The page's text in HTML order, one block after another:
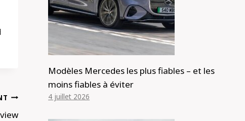
Modèles Mercedes les plus fiables – et les
moins fiables à éviter
4 juillet 2026